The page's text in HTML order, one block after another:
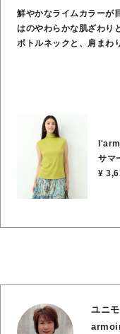
鮮やかなライムカラーが
はのやわらかな肌ざわり
ボトルネックと、肩まわ
です。●裏地なし●サラ
サマ
¥
ユニ